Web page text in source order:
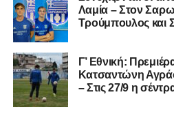
Α.Ε. Προποντίς Χαλκίδας
Ταμυναϊκός Αλιβερίου
Φωκικός
Συνολικά, στην1η φάσητης
130 ομάδες
Λαμία – Στον
Τρούμπουλος και
Γ’ Εθνική:
Κατσαντώνη
– Στις 27/9 η